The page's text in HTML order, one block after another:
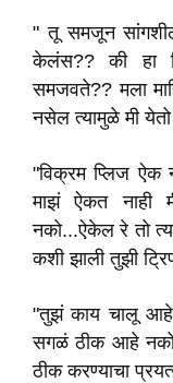
" तू समजून
केलंस?? की हा
समजवते?? मला
नसेल त्यामुळे मी येतो
"विक्रम प्लिज
माझं ऐकत
नको...ऐकेल रे तो
कशी झाली तुझी
"तुझं काय चालू
सगळं ठीक आहे नको
ठीक करण्याचा